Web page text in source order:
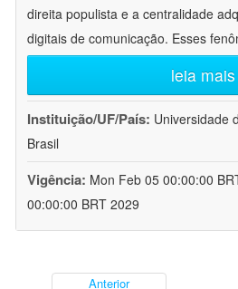
direita populista e a centralidade
digitais de comunicação. Esses
leia mais
Instituição/UF/País: Universidade
Brasil
Vigência: Mon Feb 05 00:00:00
00:00:00 BRT 2029
Anterior